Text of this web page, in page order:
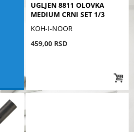
UGLJEN 8811 OLOVKA
MEDIUM CRNI SET 1/3
KOH-I-NOOR
459,00 RSD